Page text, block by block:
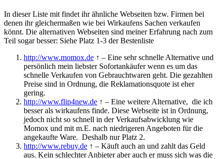
In dieser Liste mit findet ihr ähnliche Webseiten bzw. Firmen bei
denen ihr gleichermaßen wie bei Wirkaufens Sachen verkaufen
könnt. Die alternativen Webseiten sind meiner Erfahrung nach zum
Teil sogar besser: Siehe Platz 1-3 der Bestenliste
http://www.momox.de ↑ – Eine sehr schnelle Alternative und
persönlich mein liebster Sofortankäufer wenn es um das
schnelle Verkaufen von Gebrauchtwaren geht. Die gezahlten
Preise sind in Ordnung, die Reklamationsquote ist eher
gering.
http://www.flip4new.de ↑ – Eine weitere Alternative, die ich
besser als wirkaufens finde. Diese Webseite ist in Ordnung,
jedoch nicht so schnell in der Verkaufsabwicklung wie
Momox und mit m.E. nach niedrigeren Angeboten für die
angekaufte Ware. Deshalb nur Platz 2.
http://www.rebuy.de ↑ – Käuft auch an und zahlt das Geld
aus. Kein schlechter Anbieter aber auch er muss sich was die